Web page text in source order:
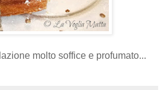
molto soffice e profumato...